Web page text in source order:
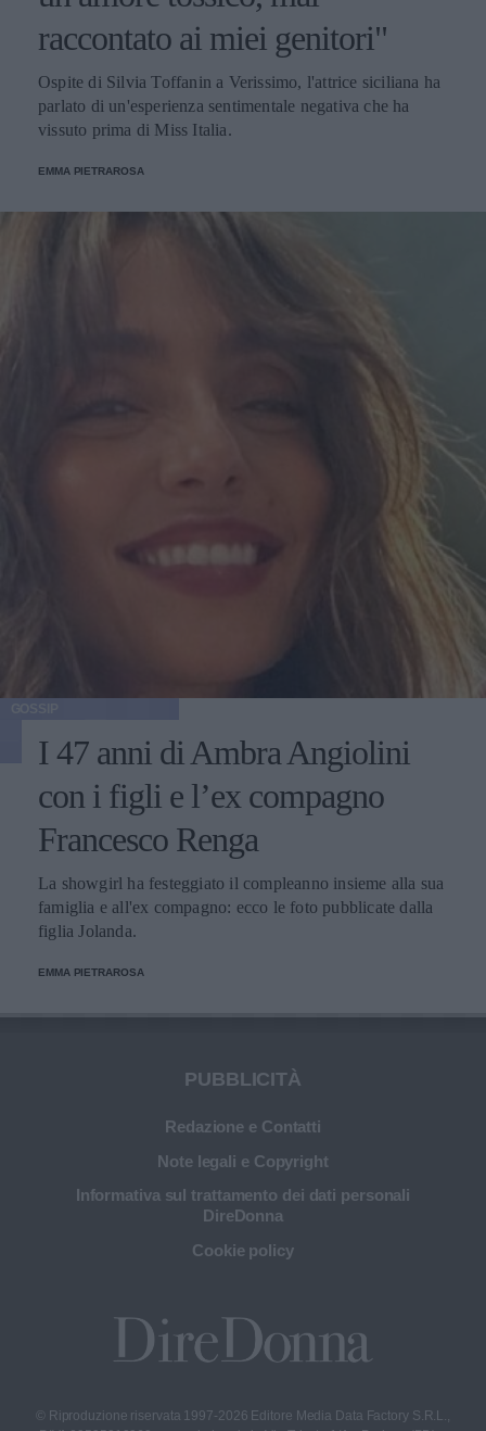
raccontato ai miei genitori"
Ospite di Silvia Toffanin a Verissimo, l'attrice siciliana ha
parlato di un'esperienza sentimentale negativa che ha
vissuto prima di Miss Italia.
EMMA PIETRAROSA
I 47 anni di Ambra Angiolini
con i figli e l’ex compagno
Francesco Renga
La showgirl ha festeggiato il compleanno insieme alla sua
famiglia e all'ex compagno: ecco le foto pubblicate dalla
figlia Jolanda.
EMMA PIETRAROSA
PUBBLICITÀ
Redazione e Contatti
Note legali e Copyright
Informativa sul trattamento dei dati personali
DireDonna
Cookie policy
© Riproduzione riservata 1997-2026 Editore Media Data Factory S.R.L.,